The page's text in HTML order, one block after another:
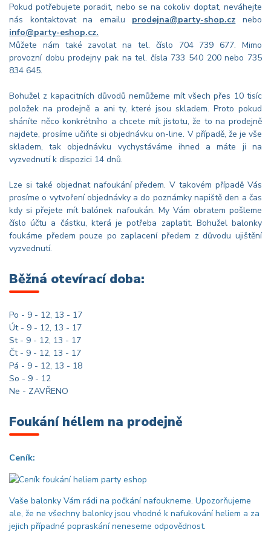
Pokud potřebujete poradit, nebo se na cokoliv doptat, neváhejte
nás kontaktovat na emailu prodejna@party-shop.cz nebo
info@party-eshop.cz.
Můžete nám také zavolat na tel. číslo 704 739 677. Mimo
provozní dobu prodejny pak na tel. čísla 733 540 200 nebo 735
834 645.
Bohužel z kapacitních důvodů nemůžeme mít všech přes 10 tisíc
položek na prodejně a ani ty, které jsou skladem. Proto pokud
sháníte něco konkrétního a chcete mít jistotu, že to na prodejně
najdete, prosíme učiňte si objednávku on-line. V případě, že je vše
skladem, tak objednávku vychystáváme ihned a máte ji na
vyzvednutí k dispozici 14 dnů.
Lze si také objednat nafoukání předem. V takovém případě Vás
prosíme o vytvoření objednávky a do poznámky napiště den a čas
kdy si přejete mít balónek nafoukán. My Vám obratem pošleme
číslo účtu a částku, která je potřeba zaplatit. Bohužel balonky
foukáme předem pouze po zaplacení předem z důvodu ujištění
vyzvednutí.
Běžná otevírací doba:
Po - 9 - 12, 13 - 17
Út - 9 - 12, 13 - 17
St - 9 - 12, 13 - 17
Čt - 9 - 12, 13 - 17
Pá - 9 - 12, 13 - 18
So - 9 - 12
Ne - ZAVŘENO
Foukání héliem na prodejně
Ceník:
Vaše balonky Vám rádi na počkání nafoukneme. Upozorňujeme
ale, že ne všechny balonky jsou vhodné k nafukování heliem a za
jejich případné popraskání neneseme odpovědnost.